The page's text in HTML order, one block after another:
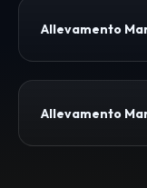
Allevamento
Allevamento